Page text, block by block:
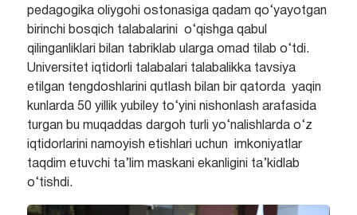
pedagogika oliygohi ostonasiga qadam qo‘yayotgan
birinchi bosqich talabalarini o‘qishga qabul
qilinganliklari bilan tabriklab ularga omad tilab o‘tdi.
Universitet iqtidorli talabalari talabalikka tavsiya
etilgan tengdoshlarini qutlash bilan bir qatorda yaqin
kunlarda 50 yillik yubiley to‘yini nishonlash arafasida
turgan bu muqaddas dargoh turli yo‘nalishlarda o‘z
iqtidorlarini namoyish etishlari uchun imkoniyatlar
taqdim etuvchi ta’lim maskani ekanligini ta’kidlab
o‘tishdi.